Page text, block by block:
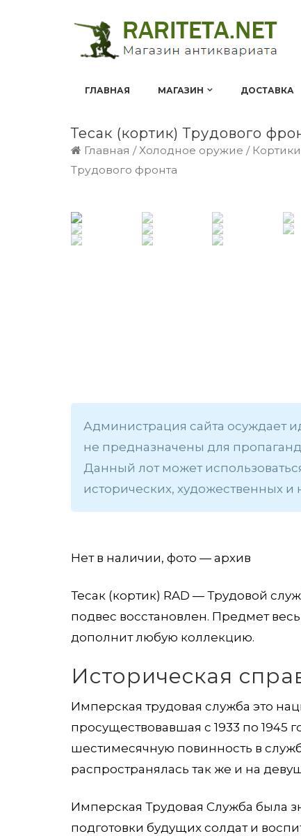
ГЛАВНАЯ МАГАЗИН ДОСТАВКА
Тесак (кортик) Трудового
Главная /Холодное оружие /
Трудового фронта
Администрация сайта осуждает
не предназначены для
Данный лот может
исторических, художественных и
Нет в наличии, фото — архив
Тесак (кортик) RAD — Трудовой
подвес восстановлен. Предмет
дополнит любую коллекцию.
Историческая
Имперская трудовая служба это
просуществовавшая с 1933 по
шестимесячную повинность в
распространялась так же и на
Имперская Трудовая Служба была
подготовки будущих солдат и